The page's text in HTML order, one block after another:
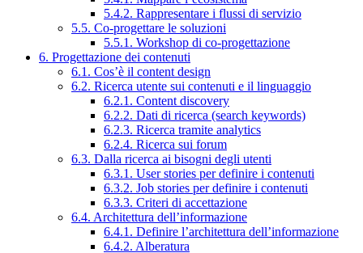
5.4.2. Rappresentare i flussi di servizio
5.5. Co-progettare le soluzioni
5.5.1. Workshop di co-progettazione
6. Progettazione dei contenuti
6.1. Cos’è il content design
6.2. Ricerca utente sui contenuti e il linguaggio
6.2.1. Content discovery
6.2.2. Dati di ricerca (search keywords)
6.2.3. Ricerca tramite analytics
6.2.4. Ricerca sui forum
6.3. Dalla ricerca ai bisogni degli utenti
6.3.1. User stories per definire i contenuti
6.3.2. Job stories per definire i contenuti
6.3.3. Criteri di accettazione
6.4. Architettura dell’informazione
6.4.1. Definire l’architettura dell’informazione
6.4.2. Alberatura